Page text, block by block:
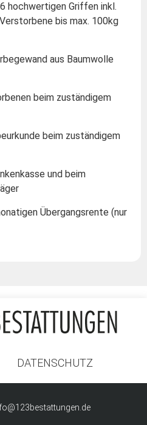
hochwertigen Griffen inkl.
bis max. 100kg
aus Baumwolle
beim zuständigem
beim zuständigem
und beim
Übergangsrente (nur
DATENSCHUTZ